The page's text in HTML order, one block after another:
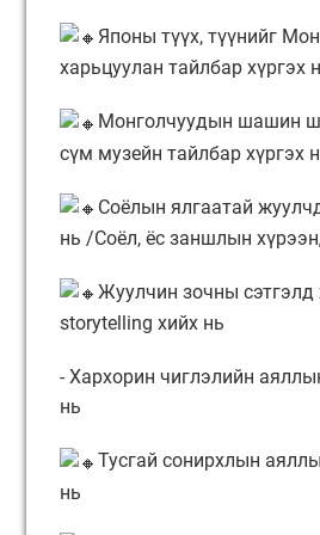
Японы түүх, түүнийг
харьцуулан тайлбар хүргэх
Монголчуудын шашин
сүм музейн тайлбар хүргэх
Соёлын ялгаатай
нь /Соёл, ёс заншлын
Жуулчин зочны сэтгэлд
storytelling хийх нь
- Хархорин чиглэлийн
нь
Тусгай сонирхлын
нь